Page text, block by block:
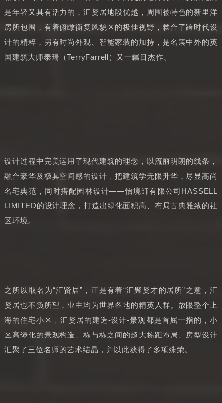
是年轻又具有活力的，汇贤居地段优越，周围被特色的新里洋
房所包围，有着俯瞰衡复风貌区的极佳视野，糅合了跨时代设
计的精粹，另有时尚外观、智能家装的加持，是名震中外的英
国建筑大师泰瑞（TerryFarrell）又一瞩目杰作。
设计过程中完美运用了现代建筑的理念，以流丽明朗的线条，
融合豪华及极具空间感的设计，把建筑学无限升华，尽显高尚
名宅典范，同时搭配园林设计——怡境師有限公司HASSELL
LIMITED的设计理念，打造出绿化面积高、布局古典雅致的社
区环境。
之所以取名为“汇贤居”，正是有着“汇聚贤才的居所”之意，汇
贤居也不负所望，业主均为世界各地的精英人群。放眼整个上
海的住宅小区，汇贤居的建造-设计-景观都是首屈一指的，小
区高绿化的景观构造、栋与栋之间的超大栋距布局、房型设计
汇聚了三位名师的艺术结晶，并以此获得了多项殊荣。